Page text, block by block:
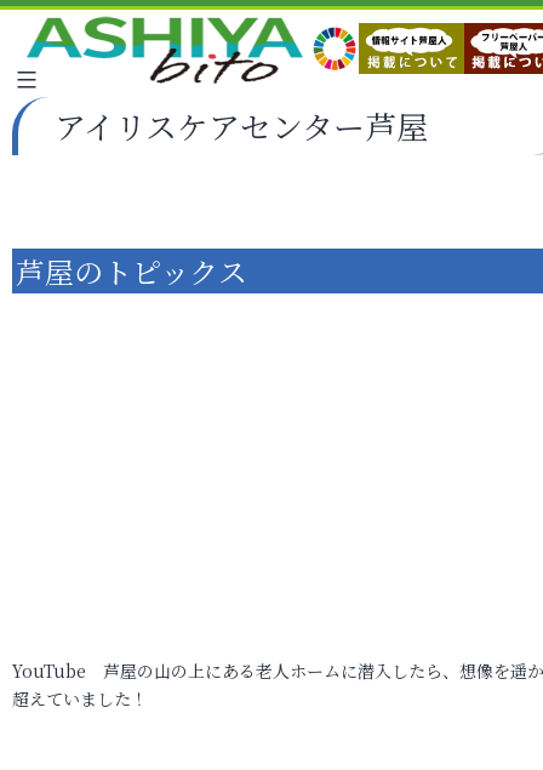
アイリスケアセンター芦屋
芦屋のトピックス
YouTube 芦屋の山の上にある老人ホームに潜入したら、想像を遥
超えていました！